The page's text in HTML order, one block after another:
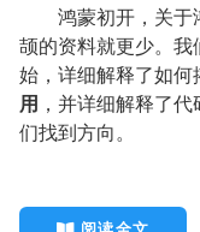
鸿蒙初开，关于
颉的资料就更少。
始，详细解释了如
用 ，并详细解释了
们找到方向。